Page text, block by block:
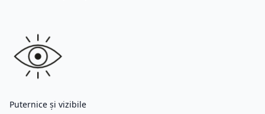
Puternice și vizibile